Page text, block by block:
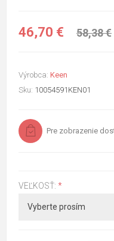
46,70 € 58,38 €
Výrobca: Keen
Sku: 10054591KEN01
Pre zobrazenie
VEĽKOSŤ: *